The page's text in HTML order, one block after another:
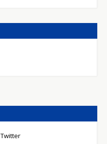
Twitter